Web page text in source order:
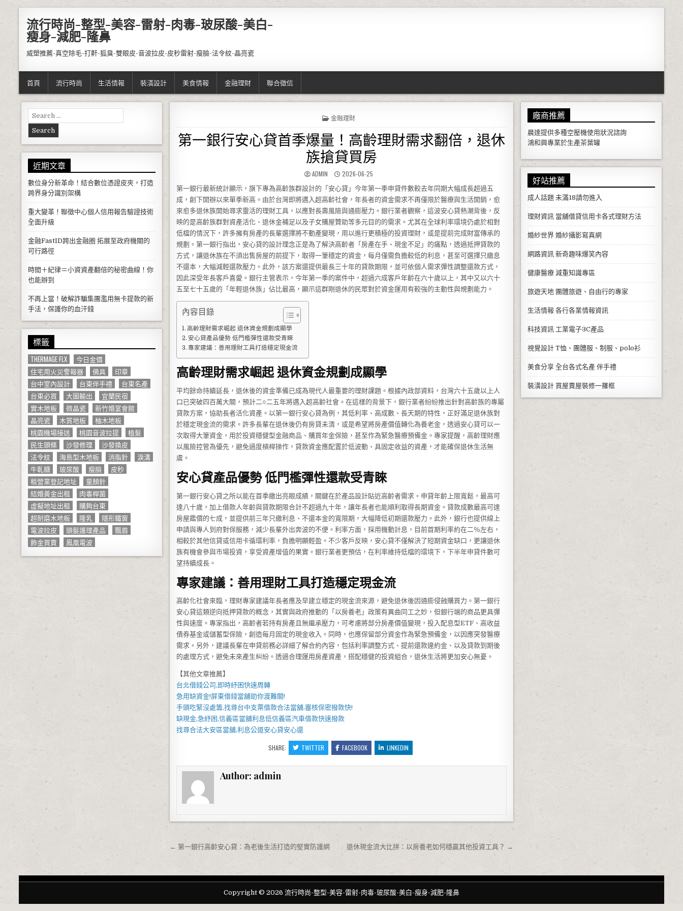
流行時尚-整型-美容-雷射-肉毒-玻尿酸-美白-
瘦身-減肥-隆鼻
威塑推薦-真空除毛-打鼾-狐臭-雙眼皮-音波拉皮-皮秒雷射-瘦臉-法令紋-晶亮瓷
首頁 流行時尚 生活情報 裝潢設計 美食情報 金融理財 聯合徵信
POSTED IN
金融理財
第一銀行安心貸首季爆量！高齡理財需求翻倍，退休
族搶貸買房
AUTHOR:
ADMIN PUBLISHED DATE:
2026-06-25
第一銀行最新統計顯示，旗下專為高齡族群設計的「安心貸」今年第一季申貸件數較去年同期大幅成長超過五
成，創下開辦以來單季新高。由於台灣即將邁入超高齡社會，年長者的資金需求不再僅限於醫療與生活開銷，愈
來愈多退休族開始尋求靈活的理財工具，以應對長壽風險與通膨壓力。銀行業者觀察，這波安心貸熱潮背後，反
映的是高齡族群對資產活化、退休金補足以及子女購屋贊助等多元目的的需求。尤其在全球利率環境仍處於相對
低檔的情況下，許多擁有房產的長輩選擇將不動產變現，用以進行更積極的投資理財，或是提前完成財富傳承的
規劃。第一銀行指出，安心貸的設計理念正是為了解決高齡者「房產在手、現金不足」的痛點，透過抵押貸款的
方式，讓退休族在不須出售房屋的前提下，取得一筆穩定的資金，每月僅需負擔較低的利息，甚至可選擇只繳息
不還本，大幅減輕還款壓力。此外，該方案還提供最長三十年的貸款期限，並可依個人需求彈性調整還款方式，
因此深受年長客戶喜愛。銀行主管表示，今年第一季的案件中，超過六成客戶年齡在六十歲以上，其中又以六十
五至七十五歲的「年輕退休族」佔比最高，顯示這群剛退休的民眾對於資金運用有較強的主動性與規劃能力。
內容目錄
高齡理財需求崛起 退休資金規劃成顯學
安心貸產品優勢 低門檻彈性還款受青睞
專家建議：善用理財工具打造穩定現金流
高齡理財需求崛起 退休資金規劃成顯學
平均餘命持續延長，退休後的資金準備已成為現代人最重要的理財課題。根據內政部資料，台灣六十五歲以上人
口已突破四百萬大關，預計二○二五年將邁入超高齡社會。在這樣的背景下，銀行業者紛紛推出針對高齡族的專屬
貸款方案，協助長者活化資產。以第一銀行安心貸為例，其低利率、高成數、長天期的特性，正好滿足退休族對
於穩定現金流的需求。許多長輩在退休後仍有房貸未清，或是希望將房產價值轉化為養老金，透過安心貸可以一
次取得大筆資金，用於投資穩健型金融商品、購買年金保險，甚至作為緊急醫療預備金。專家提醒，高齡理財應
以風險控管為優先，避免過度槓桿操作，貸款資金應配置於低波動、具固定收益的資產，才能確保退休生活無
虞。
安心貸產品優勢 低門檻彈性還款受青睞
第一銀行安心貸之所以能在首季繳出亮眼成績，關鍵在於產品設計貼近高齡者需求。申貸年齡上限寬鬆，最高可
達八十歲，加上借款人年齡與貸款期限合計不超過九十年，讓年長者也能順利取得長期資金。貸款成數最高可達
房屋鑑價的七成，並提供前三年只繳利息、不還本金的寬限期，大幅降低初期還款壓力。此外，銀行也提供線上
申請與專人到府對保服務，減少長輩外出奔波的不便。利率方面，採用機動計息，目前首期利率約在二％左右，
相較於其他信貸或信用卡循環利率，負擔明顯輕盈。不少客戶反映，安心貸不僅解決了短期資金缺口，更讓退休
族有機會參與市場投資，享受資產增值的果實。銀行業者更預估，在利率維持低檔的環境下，下半年申貸件數可
望持續成長。
專家建議：善用理財工具打造穩定現金流
高齡化社會來臨，理財專家建議年長者應及早建立穩定的現金流來源，避免退休後因通膨侵蝕購買力。第一銀行
安心貸這類逆向抵押貸款的概念，其實與政府推動的「以房養老」政策有異曲同工之妙，但銀行端的商品更具彈
性與速度。專家指出，高齡者若持有房產且無繼承壓力，可考慮將部分房產價值變現，投入配息型ETF、高收益
債券基金或儲蓄型保險，創造每月固定的現金收入。同時，也應保留部分資金作為緊急預備金，以因應突發醫療
需求。另外，建議長輩在申貸前務必詳細了解合約內容，包括利率調整方式、提前還款違約金、以及貸款到期後
的處理方式，避免未來產生糾紛。透過合理運用房產資產，搭配穩健的投資組合，退休生活將更加安心無憂。
【其他文章推薦】
台北借錢公司,即時紓困快速周轉
急用缺資金!屏東借錢當舖助你渡難關!
手頭吃緊沒處籌,找尋台中支票借款合法當舖,審核保密撥款快!
缺現金,急紓困,信義區當舖利息低信義區汽車借款快速撥款
找尋合法大安區當舖,利息公道安心貸安心還
SHARE: TWITTER FACEBOOK LINKEDIN
Author: admin
文章導覽 退休現金流大比拼：以房養老如何穩贏其他投資工具？ →
← 第一銀行高齡安心貸：為老後生活打造的堅實防護網
Search for:
近期文章
數位身分新革命！結合數位憑證皮夾，打造
跨界身分識別架構
重大變革！聯徵中心個人信用報告驗證技術
全面升級
金融FastID跨出金融圈 拓展至政府機關的
可行路徑
時間＋紀律＝小資資產翻倍的秘密曲線！你
也能辦到
不再上當！破解詐騙集團濫用無卡提款的新
手法，保護你的血汗錢
標籤
THERMAGE FLX
今日金價
住宅用火災警報器
佛具
印章
台中室內設計
台東伴手禮
台東名產
台東必買
大圖輸出
宜蘭民宿
實木地板
微晶瓷
新竹婚宴會館
晶亮瓷
木質地板
柚木地板
桃園機場接送
桃園音波拉提
植髮
民生頭條
沙發修理
沙發換皮
法令紋
海島型木地板 消脂針
淚溝
牛軋糖
玻尿酸 瘦臉
皮秒
租營業登記地址
童顏針
結婚黃金出租
肉毒桿菌
虛擬地址出租
購夠台東
超耐磨木地板
隆乳
隱形鐵窗
電波拉皮
頭髮護理產品
飄眉
飾金買賣
鳳凰電波
廠商推薦
晨達提供多種空壓機使用狀況諮詢
鴻和興專業於生產茶葉罐
好站推薦
成人話題未滿18請勿進入
理財資訊當舖借貸信用卡各式理財方法
婚紗世界婚紗攝影寫真網
網路資訊新奇趣味爆笑內容
健康醫療減重知識專區
旅遊天地團體旅遊、自由行的專家
生活情報 各行各業情報資訊
科技資訊工業電子3C產品
視覺設計T恤、團體服、制服、polo衫
美食分享全台各式名產 伴手禮
裝潢設計買屋賣屋裝修一羅框
Copyright © 2026 流行時尚-整型-美容-雷射-肉毒-玻尿酸-美白-瘦身-減肥-隆鼻